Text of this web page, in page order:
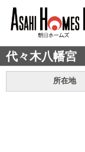
代々木八幡宮
所在地